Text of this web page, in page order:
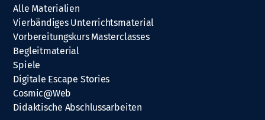
Alle Materialien
Vierbändiges Unterrichtsmaterial
Vorbereitungskurs Masterclasses
Begleitmaterial
Spiele
Digitale Escape Stories
Cosmic@Web
Didaktische Abschlussarbeiten